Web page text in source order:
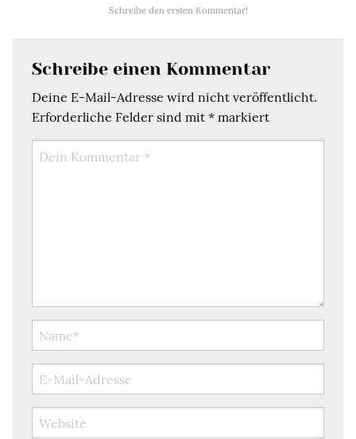
Schreibe den ersten Kommentar!
Schreibe einen Kommentar
Deine E-Mail-Adresse wird nicht veröffentlicht.
Erforderliche Felder sind mit * markiert